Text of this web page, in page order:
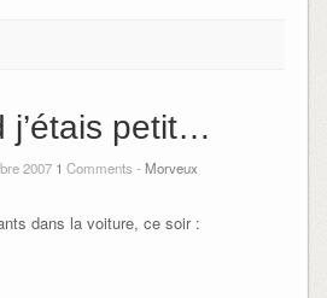
j’étais petit…
2007 1 Comments - Morveux
dans la voiture, ce soir :